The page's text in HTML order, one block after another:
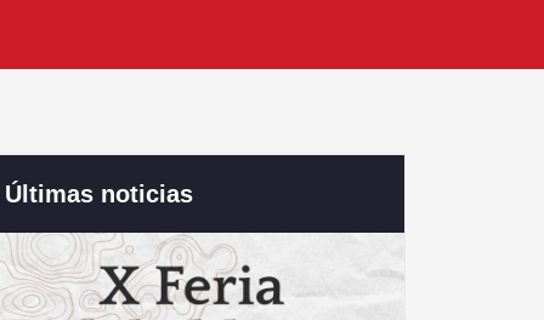
Últimas noticias